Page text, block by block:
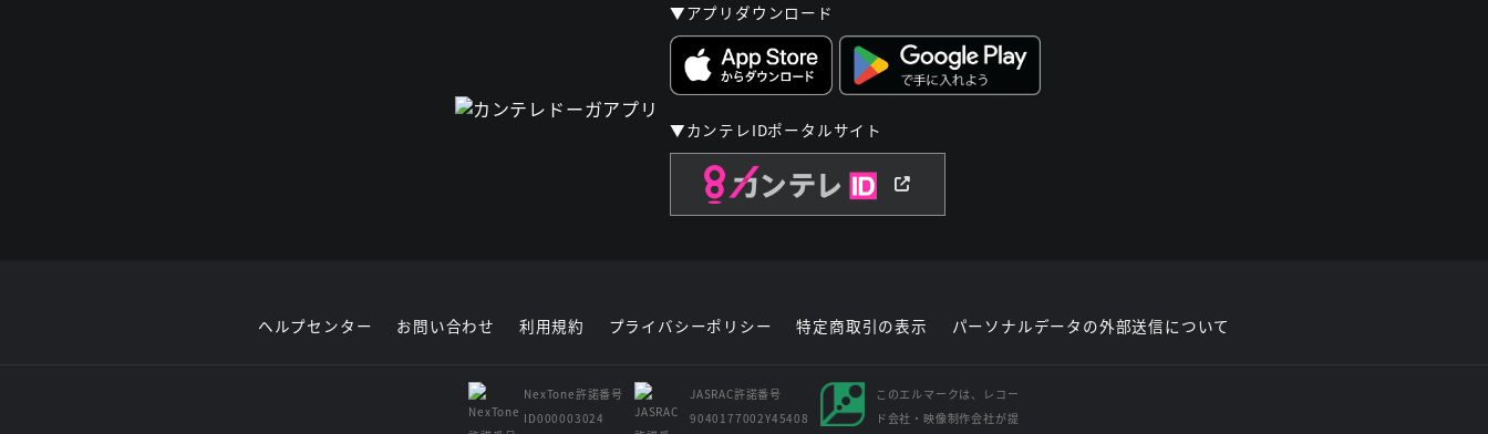
▼アプリダウンロード
▼カンテレIDポータルサイト
ヘルプセンター お問い合わせ 利用規約 プライバシーポリシー 特定商取引の表示 パーソナルデータの外部送信について
NexTone許諾番号
ID000003024
JASRAC許諾番号
9040177002Y45408
このエルマークは、レコー
ド会社・映像制作会社が提